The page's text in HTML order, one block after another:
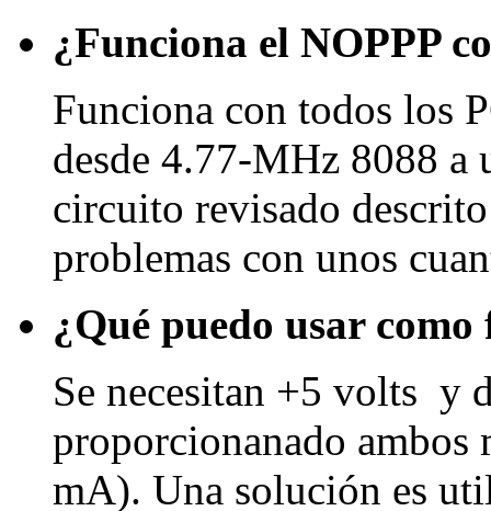
¿Funciona el NOPPP
Funciona con todos los
desde 4.77-MHz 8088
circuito revisado
problemas con unos
¿Qué puedo usar
Se necesitan +5 volts y
proporcionanado ambos
mA). Una solución es